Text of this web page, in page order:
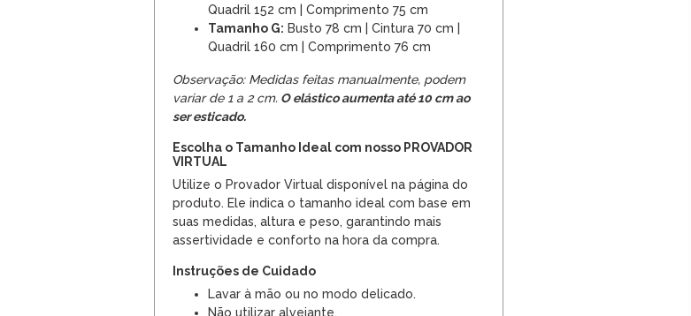
Quadril 152 cm | Comprimento 75 cm
Tamanho G: Busto 78 cm | Cintura 70 cm |
Quadril 160 cm | Comprimento 76 cm
Observação: Medidas feitas manualmente, podem
variar de 1 a 2 cm. O elástico aumenta até 10 cm ao
ser esticado.
Escolha o Tamanho Ideal com nosso PROVADOR
VIRTUAL
Utilize o Provador Virtual disponível na página do
produto. Ele indica o tamanho ideal com base em
suas medidas, altura e peso, garantindo mais
assertividade e conforto na hora da compra.
Instruções de Cuidado
Lavar à mão ou no modo delicado.
Não utilizar alvejante.